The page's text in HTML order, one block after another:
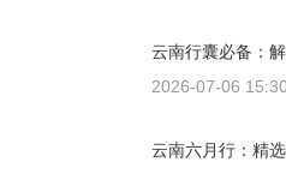
云南行囊必备：
2026-07-06
云南六月行：精